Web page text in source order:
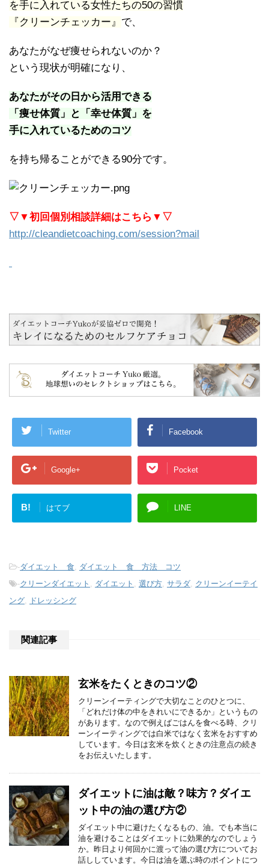
を手に入れている女性たちの50の習慣
『クリーンチェッカー』 で、
あなたがなぜ痩せられないのか？
という現状が明確になり、
あなたがその日から活用できる
「痩せ体質」と「幸せ体質」を
手に入れているためのコツ
を持ち帰ることができる90分です。
▽▼初回個別相談詳細はこちら▼▽
http://cleandietcoaching.com/session?mail
Twitter Facebook
Google+ Pocket
B! はてブ LINE
-ダイエット 食
ダイエット 食 方法 コツ
-クリーンダイエット ダイエット 選び方 サラダ クリーンイーテイ
ング
ドレッシング
関連記事
玄米をたくときのコツ②
クリーンイーティングで大切なことのひとつに、
「どれだけ体の中をきれいにできるか」というもの
があります。なので例えばごはんを食べる時、クリ
ーンイーティングでは白米ではなく玄米をおすすめ
しています。今日は玄米を炊くときの注意点の続き
をお伝えいたします。
ダイエットに油は敵？味方？ダイエ
ット中の油の選び方②
ダイエット中に避けたくなるもの、油。でも本当に
油を避けることはダイエットに効果的なのでしょう
か。昨日より何回かに渡って油の選び方についてお
話ししています。今日は油を選ぶ時のポイントにつ